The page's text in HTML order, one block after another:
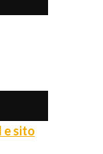
e sito